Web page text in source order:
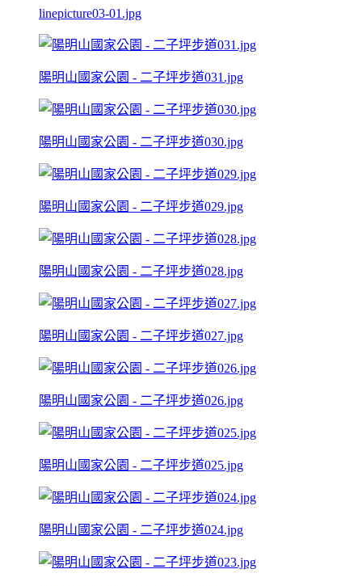
linepicture03-01.jpg
陽明山國家公園 - 二子坪步道031.jpg
陽明山國家公園 - 二子坪步道030.jpg
陽明山國家公園 - 二子坪步道029.jpg
陽明山國家公園 - 二子坪步道028.jpg
陽明山國家公園 - 二子坪步道027.jpg
陽明山國家公園 - 二子坪步道026.jpg
陽明山國家公園 - 二子坪步道025.jpg
陽明山國家公園 - 二子坪步道024.jpg